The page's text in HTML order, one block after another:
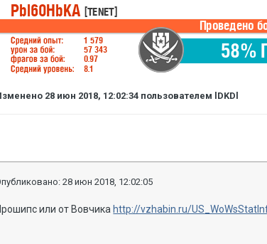
28 июн 2018, 12:02:34 пользователем lDKDl
28 июн 2018, 12:02:05
или от Вовчика http://vzhabin.ru/